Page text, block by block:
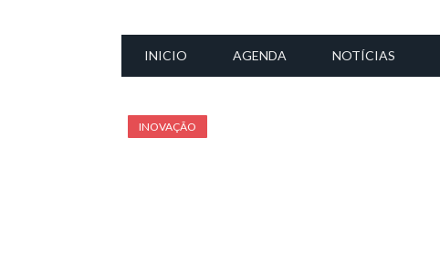
INICIO AGENDA NOTÍCIAS
INOVAÇÃO